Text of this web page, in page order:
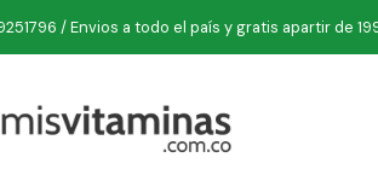
/ Envios a todo el país y gratis apartir de
Quinoa Club Rosquitas Picantes 6
Quinoa